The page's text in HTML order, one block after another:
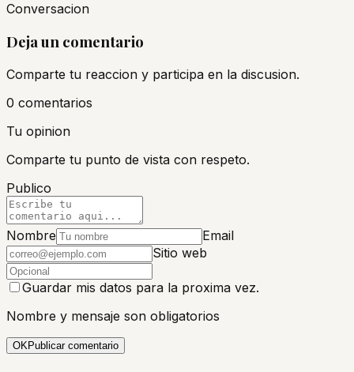
Conversacion
Deja un comentario
Comparte tu reaccion y participa en la discusion.
0 comentarios
Tu opinion
Comparte tu punto de vista con respeto.
Publico
Nombre
Email
Sitio web
Guardar mis datos para la proxima vez.
Nombre y mensaje son obligatorios
OKPublicar comentario